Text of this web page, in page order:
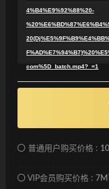
4%B4%E9%92%88%20-
com%5D_batch.mp4?_=1
普通用户购买价格 :
VIP会员购买价格 : 7M